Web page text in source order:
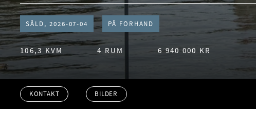
SÅLD, 2026-07-04 PÅ FÖRHAND
106,3 KVM 4 RUM 6 940 000 KR
KONTAKT BILDER